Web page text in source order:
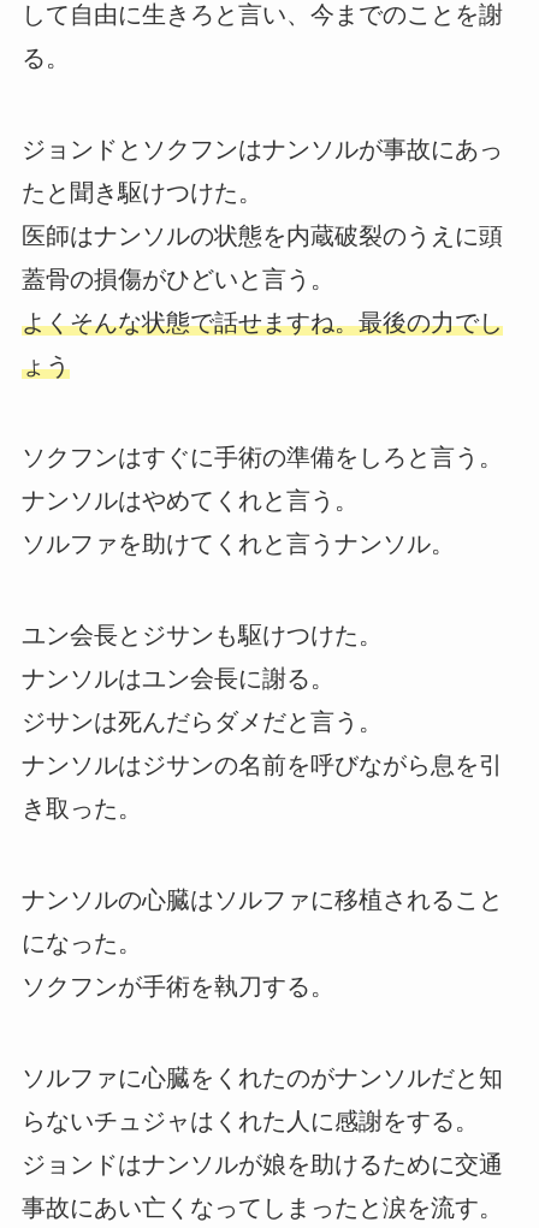
して自由に生きろと言い、今までのことを謝
る。
ジョンドとソクフンはナンソルが事故にあっ
たと聞き駆けつけた。
医師はナンソルの状態を内蔵破裂のうえに頭
蓋骨の損傷がひどいと言う。
よくそんな状態で話せますね。最後の力でし
ょう
ソクフンはすぐに手術の準備をしろと言う。
ナンソルはやめてくれと言う。
ソルファを助けてくれと言うナンソル。
ユン会長とジサンも駆けつけた。
ナンソルはユン会長に謝る。
ジサンは死んだらダメだと言う。
ナンソルはジサンの名前を呼びながら息を引
き取った。
ナンソルの心臓はソルファに移植されること
になった。
ソクフンが手術を執刀する。
ソルファに心臓をくれたのがナンソルだと知
らないチュジャはくれた人に感謝をする。
ジョンドはナンソルが娘を助けるために交通
事故にあい亡くなってしまったと涙を流す。